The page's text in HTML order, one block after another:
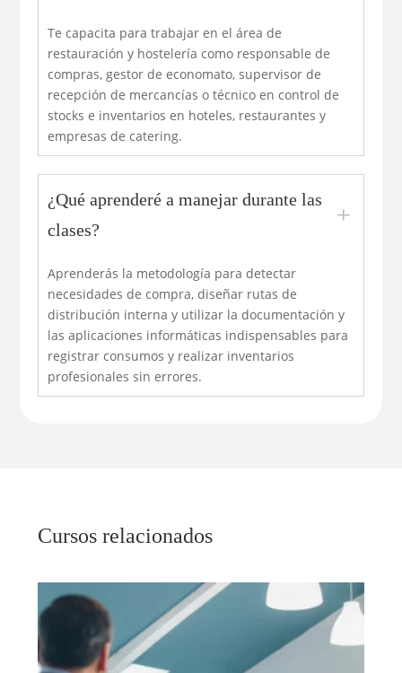
Te capacita para trabajar en el área de
restauración y hostelería como responsable de
compras, gestor de economato, supervisor de
recepción de mercancías o técnico en control de
stocks e inventarios en hoteles, restaurantes y
empresas de catering.
¿Qué aprenderé a manejar durante las
clases?
L
Aprenderás la metodología para detectar
necesidades de compra, diseñar rutas de
distribución interna y utilizar la documentación y
las aplicaciones informáticas indispensables para
registrar consumos y realizar inventarios
profesionales sin errores.
Cursos relacionados